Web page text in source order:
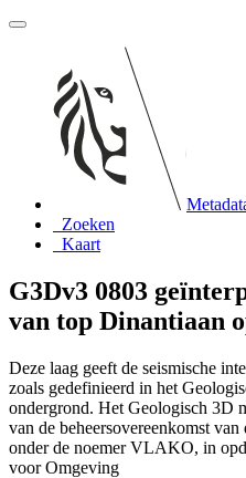
Zoeken
Kaart
G3Dv3 0803
van top Dinantiaan
Deze laag geeft de seismische
zoals gedefinieerd in het
ondergrond. Het Geologisch 3D
van de beheersovereenkomst
onder de noemer VLAKO, in
voor Omgeving